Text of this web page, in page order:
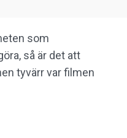
som
så är det att
tyvärr var filmen